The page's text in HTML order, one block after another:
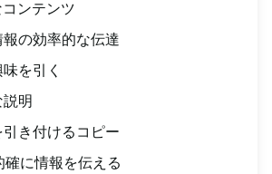
ンテンツ
の効率的な伝達
を引く
明
き付けるコピー
に情報を伝える